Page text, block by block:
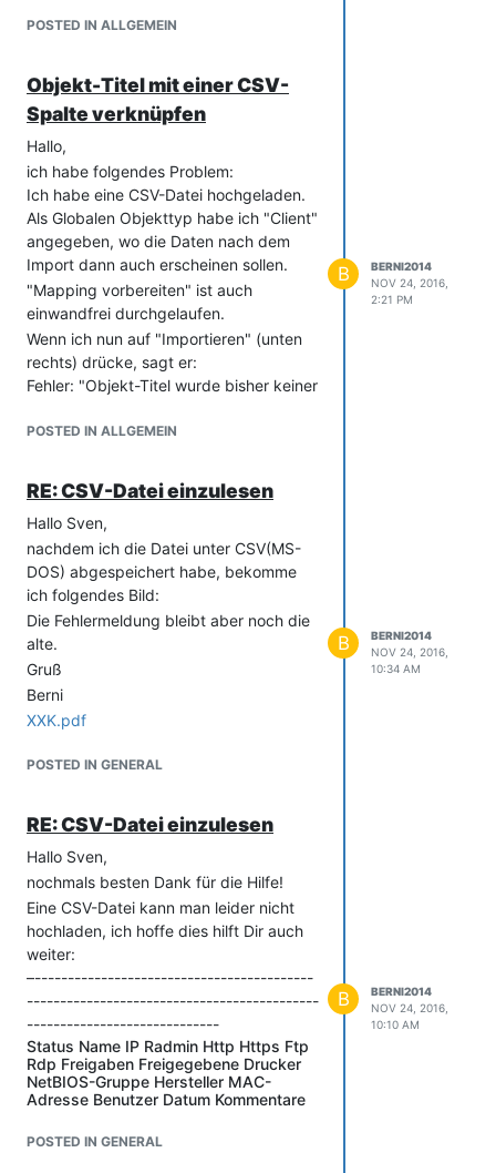
POSTED IN ALLGEMEIN
Objekt-Titel mit einer CSV-
Spalte verknüpfen
Hallo,
ich habe folgendes Problem:
Ich habe eine CSV-Datei hochgeladen.
Als Globalen Objekttyp habe ich "Client"
angegeben, wo die Daten nach dem
Import dann auch erscheinen sollen.
"Mapping vorbereiten" ist auch
einwandfrei durchgelaufen.
Wenn ich nun auf "Importieren" (unten
rechts) drücke, sagt er:
Fehler: "Objekt-Titel wurde bisher keiner
Frage:
"Objekt-Titel" ist und wie man ihn mit
einer CSV-Spalte verknüpft?
Ich habe einen Screenshot mit
angefügt.
Besten Dank,
Berni
ZZK.pdf
POSTED IN ALLGEMEIN
B
BERNI2014
NOV 24, 2016,
2:21 PM
RE: CSV-Datei einzulesen
Hallo Sven,
nachdem ich die Datei unter CSV(MS-
DOS) abgespeichert habe, bekomme
ich folgendes Bild:
Die Fehlermeldung bleibt aber noch die
alte.
Gruß
Berni
XXK.pdf
POSTED IN GENERAL
B
BERNI2014
NOV 24, 2016,
10:34 AM
RE: CSV-Datei einzulesen
Hallo Sven,
nochmals besten Dank für die Hilfe!
Eine CSV-Datei kann man leider nicht
hochladen, ich hoffe dies hilft Dir auch
weiter:
–------------------------------------------
--------------------------------------------
-----------------------------
Status Name IP Radmin Http Https Ftp
Rdp Freigaben Freigegebene Drucker
NetBIOS-Gruppe Hersteller MAC-
Adresse Benutzer Datum Kommentare
ABIsystems Co., LTD
A7:A5:44:05:60:5E
POSTED IN GENERAL
B
BERNI2014
NOV 24, 2016,
10:10 AM